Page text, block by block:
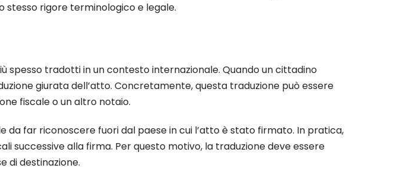
rigore terminologico e legale.
spesso tradotti in un contesto internazionale. Quando un cittadino
giurata dell’atto. Concretamente, questa traduzione può essere
fiscale o un altro notaio.
far riconoscere fuori dal paese in cui l’atto è stato firmato. In pratica,
alla firma. Per questo motivo, la traduzione deve essere
di destinazione.